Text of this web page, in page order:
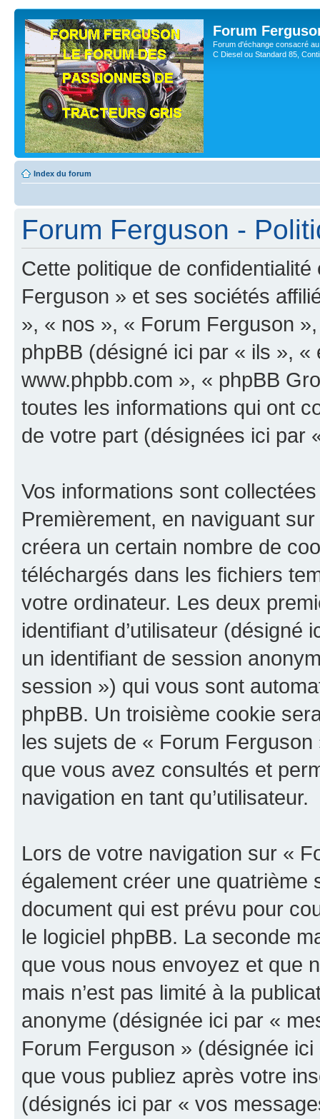
Forum
Forum d'échange consacré
C Diesel ou Standard 85,
Index du forum
Forum Ferguson -
Cette politique de
Ferguson » et ses sociétés
», « nos », « Forum Ferguson
phpBB (désigné ici par « ils »,
www.phpbb.com », « phpBB
toutes les informations qui ont
de votre part (désignées ici par
Vos informations sont
Premièrement, en naviguant
créera un certain nombre de
téléchargés dans les fichiers
votre ordinateur. Les deux
identifiant d’utilisateur (désigné
un identifiant de session
session ») qui vous sont
phpBB. Un troisième cookie
les sujets de « Forum
que vous avez consultés et
navigation en tant qu’utilisateur.
Lors de votre navigation sur «
également créer une
document qui est prévu pour
le logiciel phpBB. La seconde
que vous nous envoyez et que
mais n’est pas limité à la
anonyme (désignée ici par «
Forum Ferguson » (désignée
que vous publiez après votre
(désignés ici par « vos